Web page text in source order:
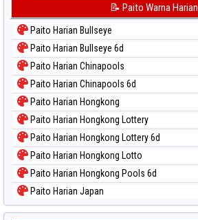
Paito Warna Kuda Lari
Paito Warna Magnum Cambodia
Paito Warna Nagoya
Paito Warna New York Midday
Paito Warna North Carolina Day
Paito Warna Pcso
Paito Warna Pennsylvania Day
Paito Warna Sao Paulo
Paito Warna Singapore
Paito Warna Sydney
Paito Warna Sydney Lottery
📝 Paito Warna Harian
Paito Harian Bullseye
Paito Harian Bullseye 6d
Paito Harian Chinapools
Paito Harian Chinapools 6d
Paito Harian Hongkong
Paito Harian Hongkong Lottery
Paito Harian Hongkong Lottery 6d
Paito Harian Hongkong Lotto
Paito Harian Hongkong Pools 6d
Paito Harian Japan
Paito Harian Japan 6d